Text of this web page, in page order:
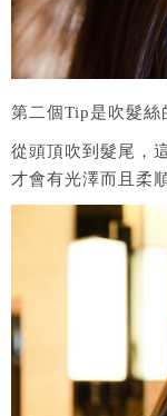
第二個Tip是吹髮絲
從頭頂吹到髮尾，
才會有光澤而且柔